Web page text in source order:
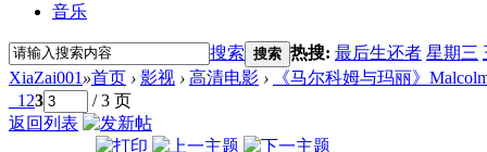
音乐
搜索 搜索 热搜: 最后生还者 星期三
XiaZai001 »首页 › 影视 › 高清电影 ›
《马尔科姆与玛丽》
1 23
/ 3 页
返回列表